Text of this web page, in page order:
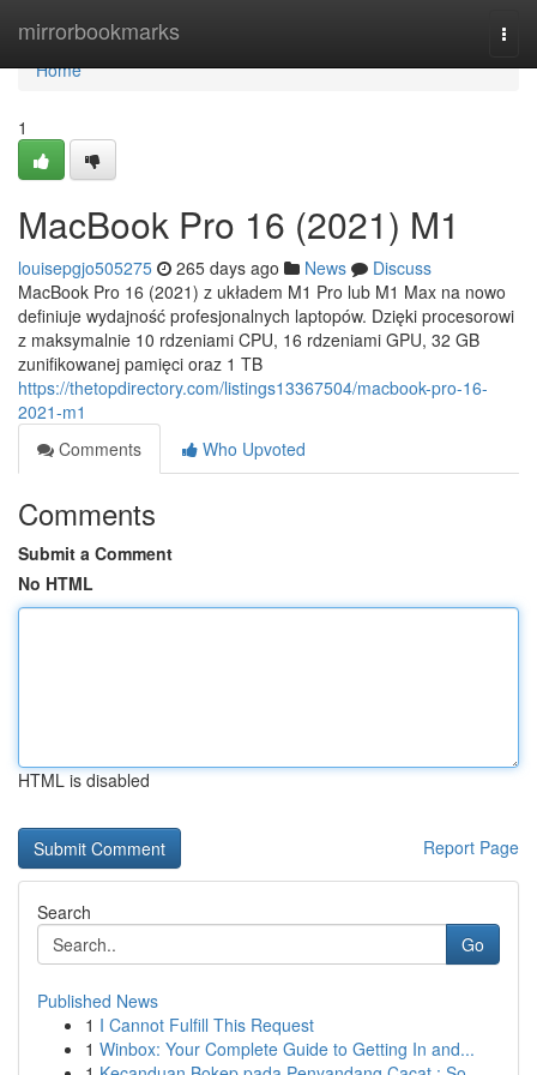
mirrorbookmarks
Home
Home
1
MacBook Pro 16 (2021) M1
louisepgjo505275 265 days ago News
Discuss
MacBook Pro 16 (2021) z układem M1 Pro lub M1 Max na nowo
definiuje wydajność profesjonalnych laptopów. Dzięki procesorowi
z maksymalnie 10 rdzeniami CPU, 16 rdzeniami GPU, 32 GB
zunifikowanej pamięci oraz 1 TB
https://thetopdirectory.com/listings13367504/macbook-pro-16-
2021-m1
Comments
Who Upvoted
Comments
Submit a Comment
No HTML
HTML is disabled
Report Page
Search
Go
Published News
1 I Cannot Fulfill This Request
1 Winbox: Your Complete Guide to Getting In and...